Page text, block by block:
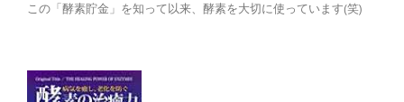
この「酵素貯金」を知って以来、酵素を大切に使っています(笑)